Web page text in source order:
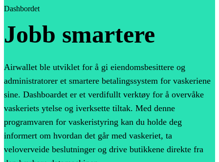
Dashbordet
Jobb smartere
Airwallet ble utviklet for å gi eiendomsbesittere og
administratorer et smartere betalingssystem for vaskeriene
sine. Dashboardet er et verdifullt verktøy for å overvåke
vaskeriets ytelse og iverksette tiltak. Med denne
programvaren for vaskeristyring kan du holde deg
informert om hvordan det går med vaskeriet, ta
veloverveide beslutninger og drive butikkene direkte fra